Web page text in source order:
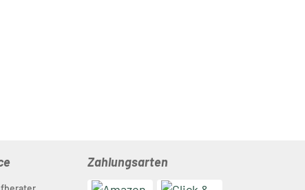
Zahlungsarten